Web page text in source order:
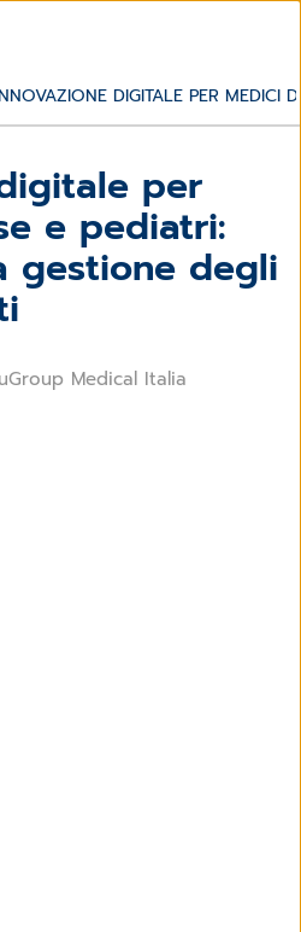
DIGITALE PER MEDICI
per
e pediatri:
gestione degli
Medical Italia